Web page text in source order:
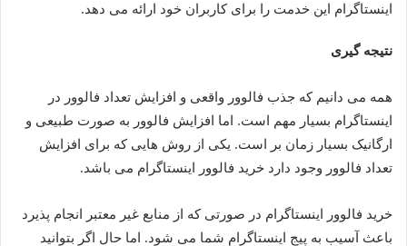
اینستاگرام این خدمت را برای کاربران خود ارائه می دهد.
نتیجه گیری
همه می دانیم که جذب فالوور واقعی و افزایش تعداد فالوور در
اینستاگرام بسیار مهم است. اما افزایش فالوور به صورت طبیعی و
ارگانیک بسیار زمان بر است. یکی از روش هایی که برای افزایش
تعداد فالوور وجود دارد خرید فالوور اینستاگرام می باشد.
خرید فالوور اینستاگرام در صورتی که از منابع غیر معتبر انجام پذیرد
باعث آسیب به پیج اینستاگرام شما می شود. اما حال اگر بتوانید